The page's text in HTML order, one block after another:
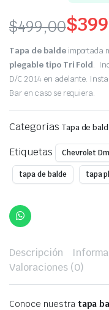
$499,00
Original
price
was:
$499,00.
$
Current
price
is:
$399,00.
Tapa de baldeimportada
plegable tipo Tri Fold.
D/C 2014 en adelante.
Bar en caso se requiera.
Categorías Tapa de
Etiquetas Chevrolet
tapa de balde tapa
Descripción
Valoraciones (0)
Conoce nuestra tapa